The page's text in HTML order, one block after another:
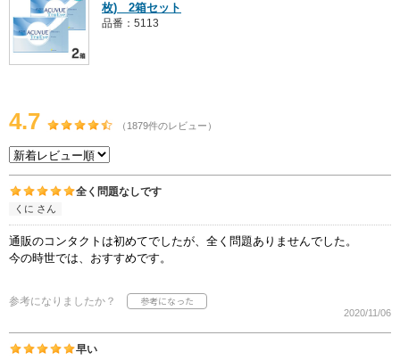
枚) 2箱セット
品番：5113
4.7 （1879件のレビュー）
全く問題なしです
くに さん
通販のコンタクトは初めてでしたが、全く問題ありませんでした。
今の時世では、おすすめです。
参考になりましたか？
2020/11/06
早い